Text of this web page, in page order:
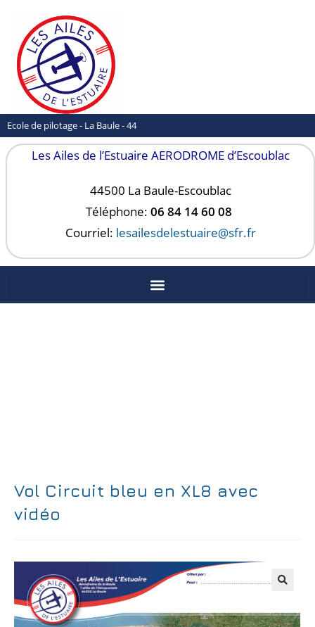
Ecole de pilotage - La Baule - 44
Les Ailes de l’Estuaire AERODROME d’Escoublac
44500 La Baule-Escoublac
Téléphone: 06 84 14 60 08
Courriel: lesailesdelestuaire@sfr.fr
Vol Circuit bleu en XL8 avec
vidéo